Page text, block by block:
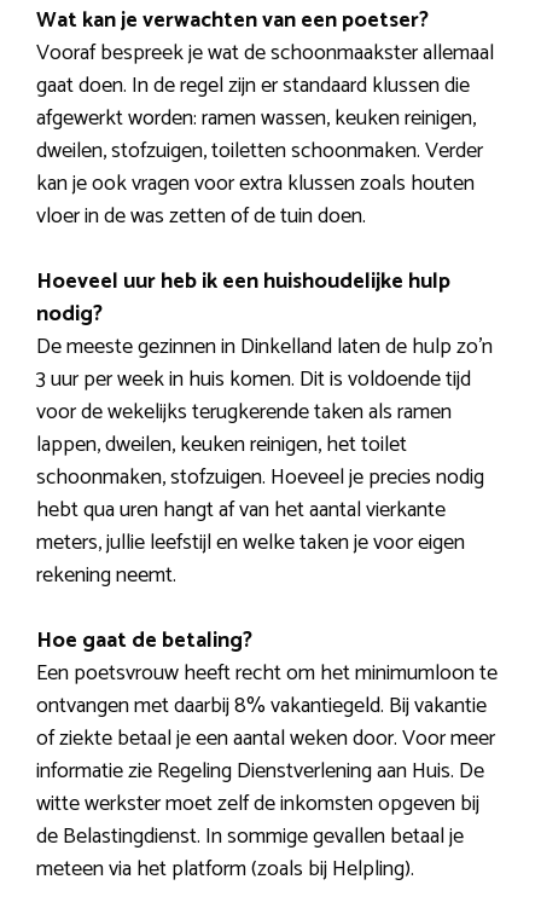
Wat kan je verwachten van een poetser?
Vooraf bespreek je wat de schoonmaakster allemaal
gaat doen. In de regel zijn er standaard klussen die
afgewerkt worden: ramen wassen, keuken reinigen,
dweilen, stofzuigen, toiletten schoonmaken. Verder
kan je ook vragen voor extra klussen zoals houten
vloer in de was zetten of de tuin doen.
Hoeveel uur heb ik een huishoudelijke hulp
nodig?
De meeste gezinnen in Dinkelland laten de hulp zo’n
3 uur per week in huis komen. Dit is voldoende tijd
voor de wekelijks terugkerende taken als ramen
lappen, dweilen, keuken reinigen, het toilet
schoonmaken, stofzuigen. Hoeveel je precies nodig
hebt qua uren hangt af van het aantal vierkante
meters, jullie leefstijl en welke taken je voor eigen
rekening neemt.
Hoe gaat de betaling?
Een poetsvrouw heeft recht om het minimumloon te
ontvangen met daarbij 8% vakantiegeld. Bij vakantie
of ziekte betaal je een aantal weken door. Voor meer
informatie zie Regeling Dienstverlening aan Huis. De
witte werkster moet zelf de inkomsten opgeven bij
de Belastingdienst. In sommige gevallen betaal je
meteen via het platform (zoals bij Helpling).